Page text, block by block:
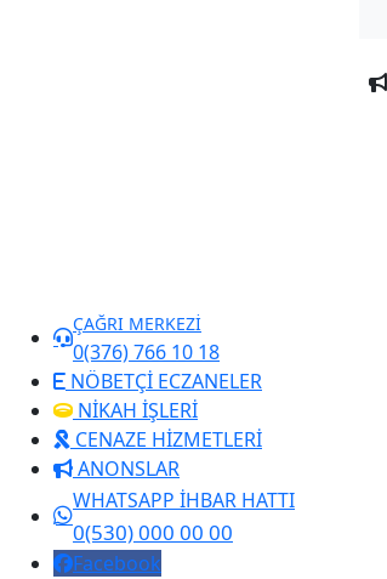
ÇAĞRI MERKEZİ
0(376) 766 10 18
NÖBETÇİ ECZANELER
NİKAH İŞLERİ
CENAZE HİZMETLERİ
ANONSLAR
WHATSAPP İHBAR HATTI
0(530) 000 00 00
Facebook